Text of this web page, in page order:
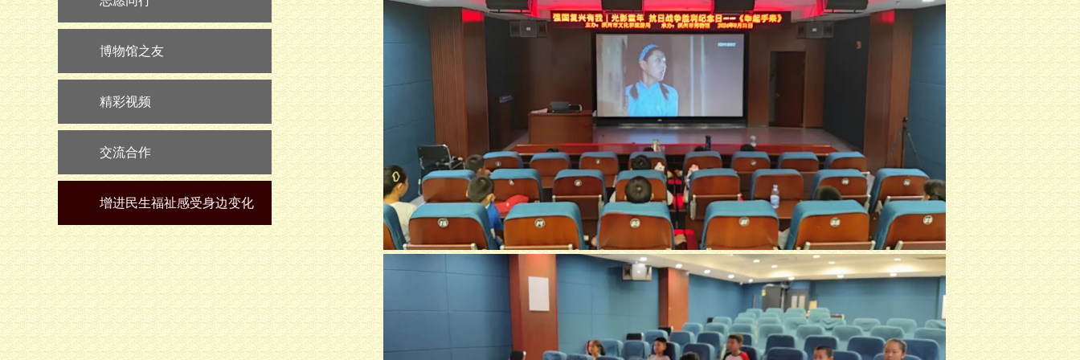
博物馆之友
精彩视频
交流合作
增进民生福祉感受身边变化